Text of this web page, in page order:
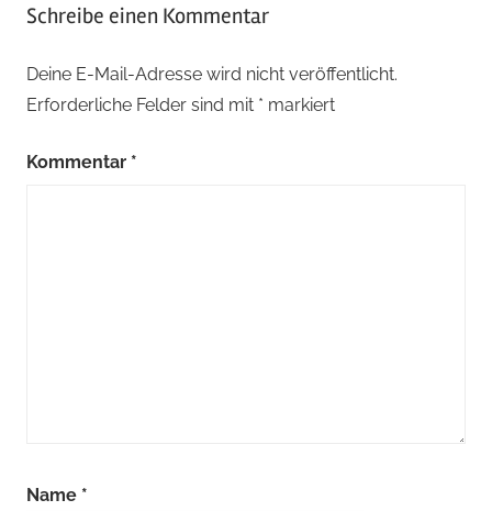
Schreibe einen Kommentar
Deine E-Mail-Adresse wird nicht veröffentlicht.
Erforderliche Felder sind mit * markiert
Kommentar *
Name *